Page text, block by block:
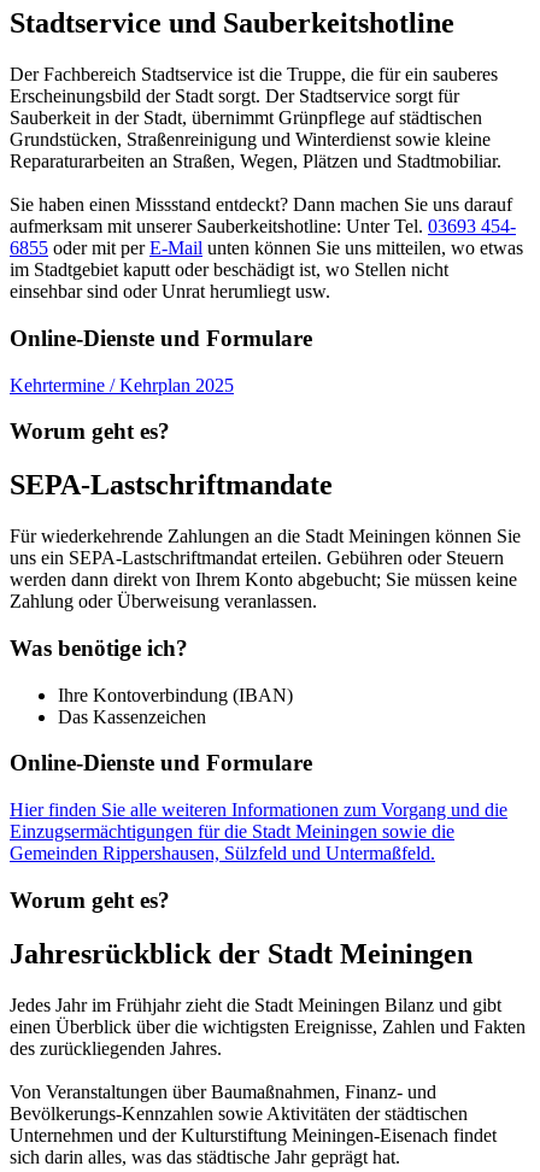
Stadtservice und Sauberkeitshotline
Der Fachbereich Stadtservice ist die Truppe, die für ein sauberes
Erscheinungsbild der Stadt sorgt. Der Stadtservice sorgt für
Sauberkeit in der Stadt, übernimmt Grünpflege auf städtischen
Grundstücken, Straßenreinigung und Winterdienst sowie kleine
Reparaturarbeiten an Straßen, Wegen, Plätzen und Stadtmobiliar.
Sie haben einen Missstand entdeckt? Dann machen Sie uns darauf
aufmerksam mit unserer Sauberkeitshotline: Unter Tel. 03693 454-
6855 oder mit perE-Mail unten können Sie uns mitteilen, wo etwas
im Stadtgebiet kaputt oder beschädigt ist, wo Stellen nicht
einsehbar sind oder Unrat herumliegt usw.
Online-Dienste und Formulare
Kehrtermine / Kehrplan 2025
Worum geht es?
SEPA-Lastschriftmandate
Für wiederkehrende Zahlungen an die Stadt Meiningen können Sie
uns ein SEPA-Lastschriftmandat erteilen. Gebühren oder Steuern
werden dann direkt von Ihrem Konto abgebucht; Sie müssen keine
Zahlung oder Überweisung veranlassen.
Was benötige ich?
Ihre Kontoverbindung (IBAN)
Das Kassenzeichen
Online-Dienste und Formulare
Hier finden Sie alle weiteren Informationen zum Vorgang und die
Einzugsermächtigungen für die Stadt Meiningen sowie die
Gemeinden Rippershausen, Sülzfeld und Untermaßfeld.
Worum geht es?
Jahresrückblick der Stadt Meiningen
Jedes Jahr im Frühjahr zieht die Stadt Meiningen Bilanz und gibt
einen Überblick über die wichtigsten Ereignisse, Zahlen und Fakten
des zurückliegenden Jahres.
Von Veranstaltungen über Baumaßnahmen, Finanz- und
Bevölkerungs-Kennzahlen sowie Aktivitäten der städtischen
Unternehmen und der Kulturstiftung Meiningen-Eisenach findet
sich darin alles, was das städtische Jahr geprägt hat.